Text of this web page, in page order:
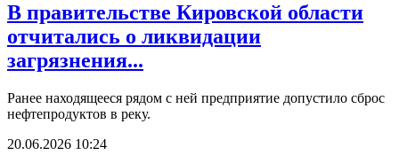
В правительстве Кировской области
отчитались о ликвидации
загрязнения...
Ранее находящееся рядом с ней предприятие допустило сброс
нефтепродуктов в реку.
20.06.2026 10:24